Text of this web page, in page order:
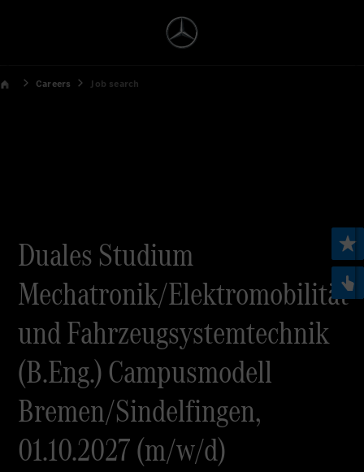
Careers Job search
Duales Studium
Mechatronik/Elektromobilität
und Fahrzeugsystemtechnik
(B.Eng.) Campusmodell
Bremen/Sindelfingen,
01.10.2027 (m/w/d)